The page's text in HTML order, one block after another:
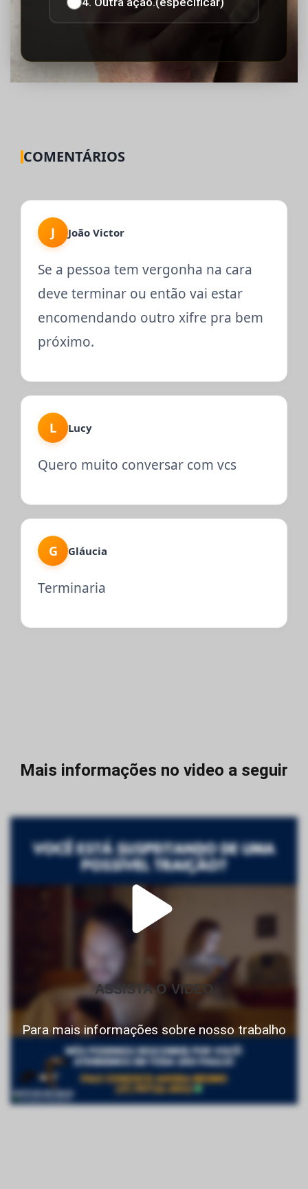
COMENTÁRIOS
J João Victor
Se a pessoa tem vergonha na cara
deve terminar ou então vai estar
encomendando outro xifre pra bem
próximo.
L Lucy
Quero muito conversar com vcs
G Gláucia
Terminaria
Mais informações no video a seguir
ASSISTA O VIDEO
Para mais informações sobre nosso trabalho